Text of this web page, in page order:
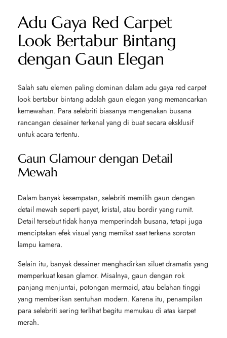
Adu Gaya Red Carpet
Look Bertabur Bintang
dengan Gaun Elegan
Salah satu elemen paling dominan dalam adu gaya red carpet
look bertabur bintang adalah gaun elegan yang memancarkan
kemewahan. Para selebriti biasanya mengenakan busana
rancangan desainer terkenal yang di buat secara eksklusif
untuk acara tertentu.
Gaun Glamour dengan Detail
Mewah
Dalam banyak kesempatan, selebriti memilih gaun dengan
detail mewah seperti payet, kristal, atau bordir yang rumit.
Detail tersebut tidak hanya memperindah busana, tetapi juga
menciptakan efek visual yang memikat saat terkena sorotan
lampu kamera.
Selain itu, banyak desainer menghadirkan siluet dramatis yang
memperkuat kesan glamor. Misalnya, gaun dengan rok
panjang menjuntai, potongan mermaid, atau belahan tinggi
yang memberikan sentuhan modern. Karena itu, penampilan
para selebriti sering terlihat begitu memukau di atas karpet
merah.